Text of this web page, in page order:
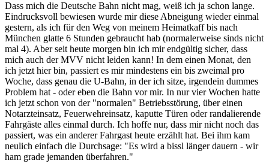
Dass mich die Deutsche Bahn nicht mag, weiß ich ja schon lange.
Eindrucksvoll bewiesen wurde mir diese Abneigung wieder einmal
gestern, als ich für den Weg von meinem Heimatkaff bis nach
München glatte 6 Stunden gebraucht hab (normalerweise sinds nicht
mal 4). Aber seit heute morgen bin ich mir endgültig sicher, dass
mich auch der MVV nicht leiden kann! In dem einen Monat, den
ich jetzt hier bin, passiert es mir mindestens ein bis zweimal pro
Woche, dass genau die U-Bahn, in der ich sitze, irgendein dummes
Problem hat - oder eben die Bahn vor mir. In nur vier Wochen hatte
ich jetzt schon von der "normalen" Betriebsstörung, über einen
Notarzteinsatz, Feuerwehreinsatz, kaputte Türen oder randalierende
Fahrgäste alles einmal durch. Ich hoffe nur, dass mir nicht noch das
passiert, was ein anderer Fahrgast heute erzählt hat. Bei ihm kam
neulich einfach die Durchsage: "Es wird a bissl länger dauern - wir
ham grade jemanden überfahren."